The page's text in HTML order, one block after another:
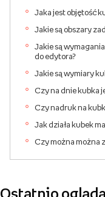
Jaka jest objętość
Jakie są obszary
Jakie są
do edytora?
Jakie są wymiary
Czy na dnie kubka
Czy nadruk na
Jak działa kubek
Czy można można
Ostatnio